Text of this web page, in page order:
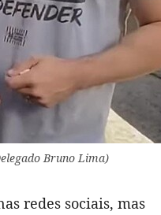
Bruno Lima)
redes sociais, mas